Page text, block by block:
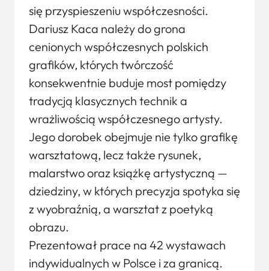
się przyspieszeniu współczesności.
Dariusz Kaca należy do grona
cenionych współczesnych polskich
grafików, których twórczość
konsekwentnie buduje most pomiędzy
tradycją klasycznych technik a
wrażliwością współczesnego artysty.
Jego dorobek obejmuje nie tylko grafikę
warsztatową, lecz także rysunek,
malarstwo oraz książkę artystyczną —
dziedziny, w których precyzja spotyka się
z wyobraźnią, a warsztat z poetyką
obrazu.
Prezentował prace na 42 wystawach
indywidualnych w Polsce i za granicą.